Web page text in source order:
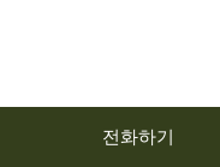
전화하기